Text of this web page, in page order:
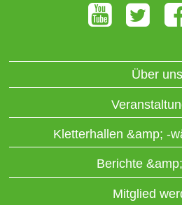
Über uns
Kletterhallen &amp; -
Berichte
Mitglied